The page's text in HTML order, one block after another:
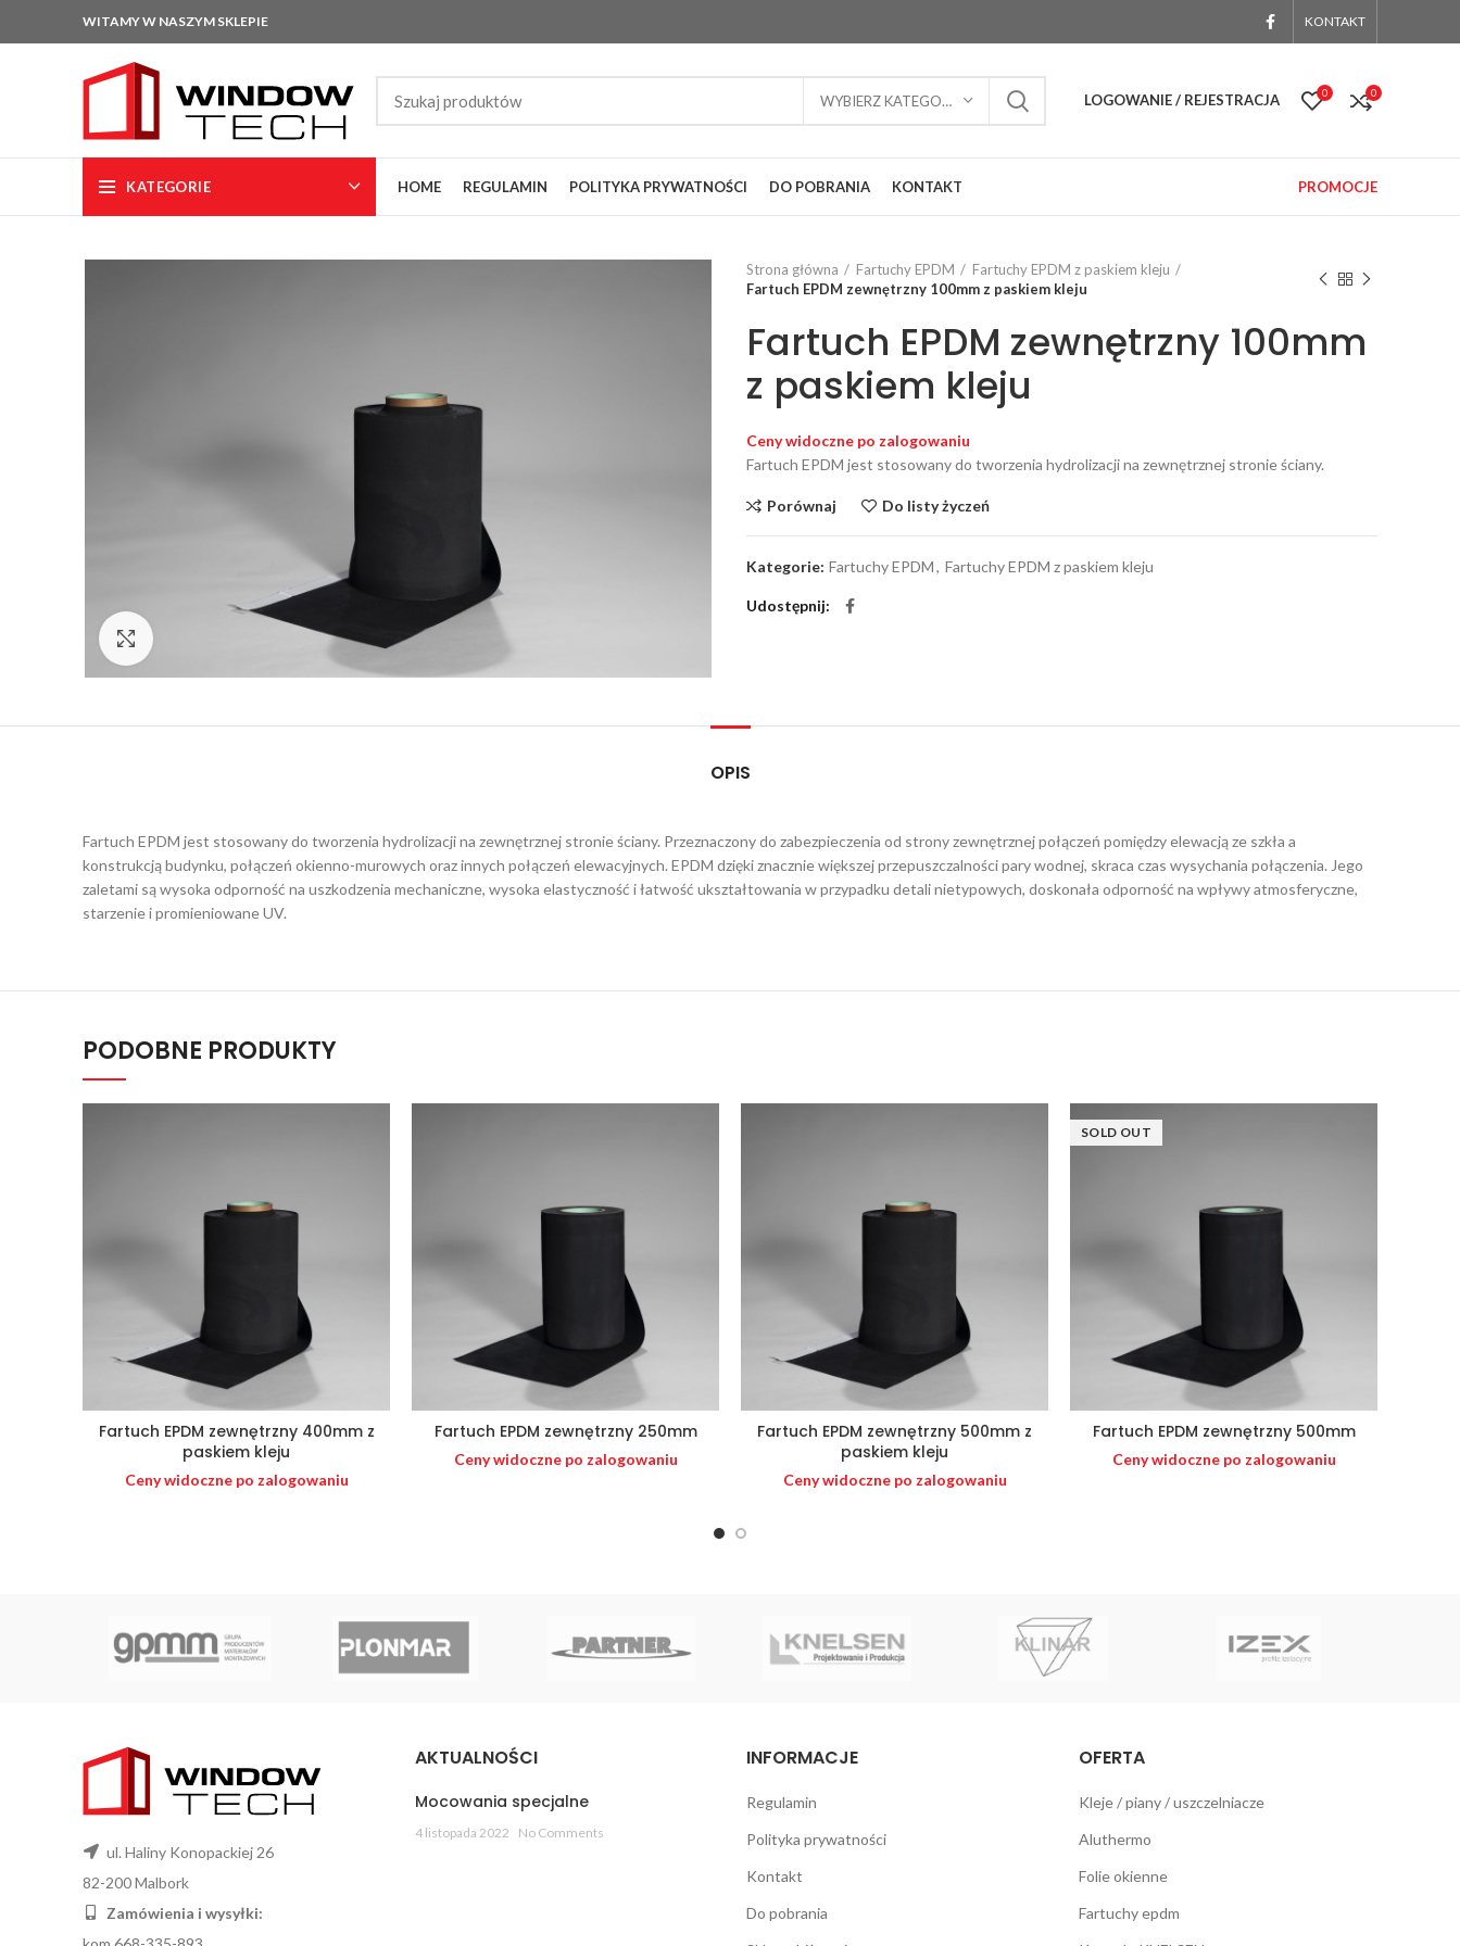
WITAMY W NASZYM SKLEPIE KONTAKT
WYBIERZ KATEGORIĘ LOGOWANIE / REJESTRACJA 0 0
KATEGORIE HOME REGULAMIN POLITYKA PRYWATNOŚCI DO POBRANIA KONTAKT PROMOCJE
Strona główna Fartuchy EPDM
Fartuchy EPDM z paskiem kleju
Fartuch EPDM zewnętrzny 100mm z paskiem kleju
Fartuch EPDM zewnętrzny 100mm
z paskiem kleju
Ceny widoczne po zalogowaniu
Fartuch EPDM jest stosowany do tworzenia hydrolizacji na zewnętrznej stronie ściany.
Porównaj Do listy życzeń
Kategorie: Fartuchy EPDM, Fartuchy EPDM z paskiem kleju
Udostępnij
OPIS
Fartuch EPDM jest stosowany do tworzenia hydrolizacji na zewnętrznej stronie ściany. Przeznaczony do zabezpieczenia od strony zewnętrznej połączeń pomiędzy elewacją ze szkła a
konstrukcją budynku, połączeń okienno-murowych oraz innych połączeń elewacyjnych. EPDM dzięki znacznie większej przepuszczalności pary wodnej, skraca czas wysychania połączenia. Jego
zaletami są wysoka odporność na uszkodzenia mechaniczne, wysoka elastyczność i łatwość ukształtowania w przypadku detali nietypowych, doskonała odporność na wpływy atmosferyczne,
starzenie i promieniowane UV.
PODOBNE PRODUKTY
Fartuch EPDM zewnętrzny 400mm z
paskiem kleju
Ceny widoczne po zalogowaniu
Fartuch EPDM zewnętrzny 250mm
Ceny widoczne po zalogowaniu
Fartuch EPDM zewnętrzny 500mm z
paskiem kleju
Ceny widoczne po zalogowaniu
SOLD OUT
Fartuch EPDM zewnętrzny 500mm
Ceny widoczne po zalogowaniu
ul. Haliny Konopackiej 26
82-200 Malbork
Zamówienia i wysyłki:
AKTUALNOŚCI
Mocowania specjalne
4 listopada 2022 No Comments
INFORMACJE
Regulamin
Polityka prywatności
Kontakt
Do pobrania
OFERTA
Kleje / piany / uszczelniacze
Aluthermo
Folie okienne
Fartuchy epdm